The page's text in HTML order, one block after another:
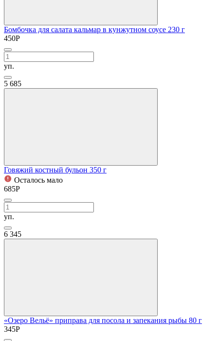
Бомбочка для салата кальмар в кунжутном соусе 230 г
450Р
уп.
5 685
Говяжий костный бульон 350 г
Осталось мало
685Р
уп.
6 345
«Озеро Вельё» приправа для посола и запекания рыбы 80 г
345Р